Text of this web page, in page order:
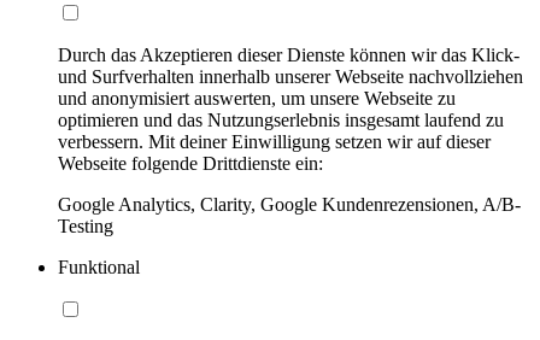
Durch das Akzeptieren dieser Dienste können wir das Klick-
und Surfverhalten innerhalb unserer Webseite nachvollziehen
und anonymisiert auswerten, um unsere Webseite zu
optimieren und das Nutzungserlebnis insgesamt laufend zu
verbessern. Mit deiner Einwilligung setzen wir auf dieser
Webseite folgende Drittdienste ein:
Google Analytics, Clarity, Google Kundenrezensionen, A/B-
Testing
Funktional